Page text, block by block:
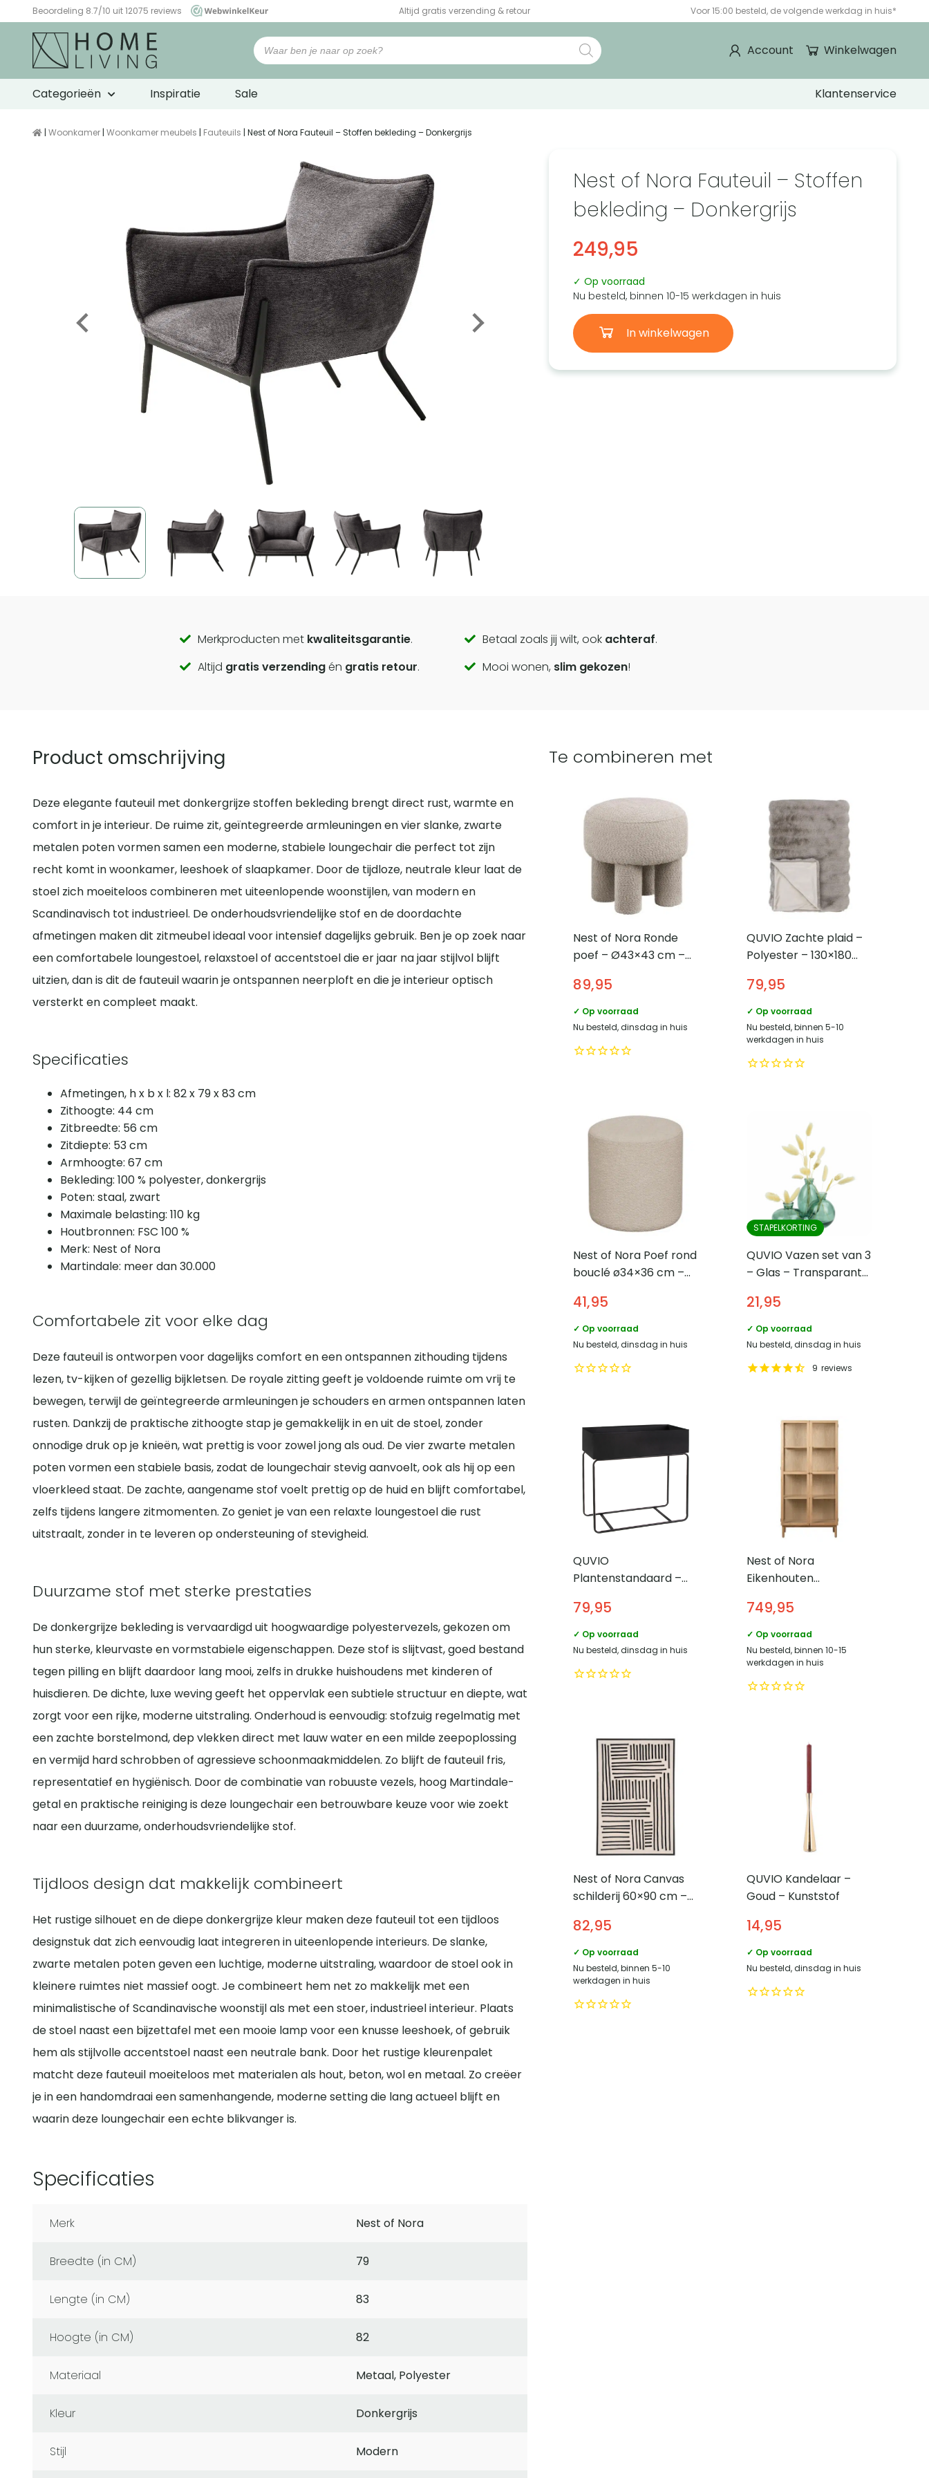
Beoordeling 8.7/10 uit 12075 reviews
WebwinkelKeur
Altijd gratis verzending & retour Voor 15:00 besteld, de volgende werkdag in huis*
Winkelwagen
Account
Categorieën Inspiratie Sale Klantenservice
| Woonkamer | Woonkamer meubels | Fauteuils | Nest of Nora Fauteuil – Stoffen bekleding – Donkergrijs
Nest of Nora Fauteuil – Stoffen
bekleding – Donkergrijs
249,95
✓ Op voorraad
Nu besteld, binnen 10-15 werkdagen in huis
In winkelwagen
Call
to
Merkproducten met kwaliteitsgarantie. Betaal zoals jij wilt, ook achteraf.
Altijd gratis verzendingén gratis retour. Mooi wonen, slim gekozen!
Product omschrijving
Deze elegante fauteuil met donkergrijze stoffen bekleding brengt direct rust, warmte en
comfort in je interieur. De ruime zit, geïntegreerde armleuningen en vier slanke, zwarte
metalen poten vormen samen een moderne, stabiele loungechair die perfect tot zijn
recht komt in woonkamer, leeshoek of slaapkamer. Door de tijdloze, neutrale kleur laat de
stoel zich moeiteloos combineren met uiteenlopende woonstijlen, van modern en
Scandinavisch tot industrieel. De onderhoudsvriendelijke stof en de doordachte
afmetingen maken dit zitmeubel ideaal voor intensief dagelijks gebruik. Ben je op zoek naar
een comfortabele loungestoel, relaxstoel of accentstoel die er jaar na jaar stijlvol blijft
uitzien, dan is dit de fauteuil waarin je ontspannen neerploft en die je interieur optisch
versterkt en compleet maakt.
Specificaties
Afmetingen, h x b x l: 82 x 79 x 83 cm
Zithoogte: 44 cm
Zitbreedte: 56 cm
Zitdiepte: 53 cm
Armhoogte: 67 cm
Bekleding: 100 % polyester, donkergrijs
Poten: staal, zwart
Maximale belasting: 110 kg
Houtbronnen: FSC 100 %
Merk: Nest of Nora
Martindale: meer dan 30.000
Comfortabele zit voor elke dag
Deze fauteuil is ontworpen voor dagelijks comfort en een ontspannen zithouding tijdens
lezen, tv-kijken of gezellig bijkletsen. De royale zitting geeft je voldoende ruimte om vrij te
bewegen, terwijl de geïntegreerde armleuningen je schouders en armen ontspannen laten
rusten. Dankzij de praktische zithoogte stap je gemakkelijk in en uit de stoel, zonder
onnodige druk op je knieën, wat prettig is voor zowel jong als oud. De vier zwarte metalen
poten vormen een stabiele basis, zodat de loungechair stevig aanvoelt, ook als hij op een
vloerkleed staat. De zachte, aangename stof voelt prettig op de huid en blijft comfortabel,
zelfs tijdens langere zitmomenten. Zo geniet je van een relaxte loungestoel die rust
uitstraalt, zonder in te leveren op ondersteuning of stevigheid.
Duurzame stof met sterke prestaties
De donkergrijze bekleding is vervaardigd uit hoogwaardige polyestervezels, gekozen om
hun sterke, kleurvaste en vormstabiele eigenschappen. Deze stof is slijtvast, goed bestand
tegen pilling en blijft daardoor lang mooi, zelfs in drukke huishoudens met kinderen of
huisdieren. De dichte, luxe weving geeft het oppervlak een subtiele structuur en diepte, wat
zorgt voor een rijke, moderne uitstraling. Onderhoud is eenvoudig: stofzuig regelmatig met
een zachte borstelmond, dep vlekken direct met lauw water en een milde zeepoplossing
en vermijd hard schrobben of agressieve schoonmaakmiddelen. Zo blijft de fauteuil fris,
representatief en hygiënisch. Door de combinatie van robuuste vezels, hoog Martindale-
getal en praktische reiniging is deze loungechair een betrouwbare keuze voor wie zoekt
naar een duurzame, onderhoudsvriendelijke stof.
Tijdloos design dat makkelijk combineert
Het rustige silhouet en de diepe donkergrijze kleur maken deze fauteuil tot een tijdloos
designstuk dat zich eenvoudig laat integreren in uiteenlopende interieurs. De slanke,
zwarte metalen poten geven een luchtige, moderne uitstraling, waardoor de stoel ook in
kleinere ruimtes niet massief oogt. Je combineert hem net zo makkelijk met een
minimalistische of Scandinavische woonstijl als met een stoer, industrieel interieur. Plaats
de stoel naast een bijzettafel met een mooie lamp voor een knusse leeshoek, of gebruik
hem als stijlvolle accentstoel naast een neutrale bank. Door het rustige kleurenpalet
matcht deze fauteuil moeiteloos met materialen als hout, beton, wol en metaal. Zo creëer
je in een handomdraai een samenhangende, moderne setting die lang actueel blijft en
waarin deze loungechair een echte blikvanger is.
Specificaties
Merk Nest of Nora
Breedte (in CM) 79
Lengte (in CM) 83
Hoogte (in CM) 82
Materiaal Metaal, Polyester
Kleur Donkergrijs
Stijl Modern
Te combineren met
Nest of Nora Ronde
poef – Ø43×43 cm –
89,95
✓ Op voorraad
Nu besteld, dinsdag in huis
QUVIO Zachte plaid –
Polyester – 130×180
79,95
✓ Op voorraad
Nu besteld, binnen 5-10
werkdagen in huis
Nest of Nora Poef rond
bouclé ø34×36 cm –
41,95
✓ Op voorraad
Nu besteld, dinsdag in huis
STAPELKORTING
QUVIO Vazen set van 3
– Glas – Transparant
21,95
✓ Op voorraad
Nu besteld, dinsdag in huis
9 reviews
QUVIO
Plantenstandaard –
79,95
✓ Op voorraad
Nu besteld, dinsdag in huis
Nest of Nora
Eikenhouten
met glazen deuren –
190x90x40 cm – Eiken
749,95
✓ Op voorraad
Nu besteld, binnen 10-15
werkdagen in huis
Nest of Nora Canvas
schilderij 60×90 cm –
lijnenspel –
Zwart/Beige
82,95
✓ Op voorraad
Nu besteld, binnen 5-10
werkdagen in huis
QUVIO Kandelaar –
Goud – Kunststof
14,95
✓ Op voorraad
Nu besteld, dinsdag in huis